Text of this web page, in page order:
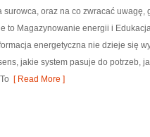
surowca, oraz na co zwracać
to Magazynowanie energii i
energetyczna nie dzieje się
jakie system pasuje do potrzeb,
[ Read More ]